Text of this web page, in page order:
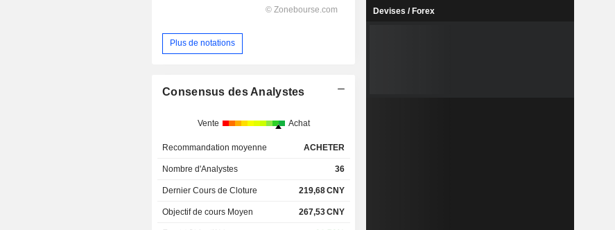
Plus de notations
Consensus des Analystes
Vente Achat
Recommandation moyenne ACHETER
Nombre d'Analystes 36
Dernier Cours de Cloture 219,68CNY
Objectif de cours Moyen 267,53CNY
Devises / Forex